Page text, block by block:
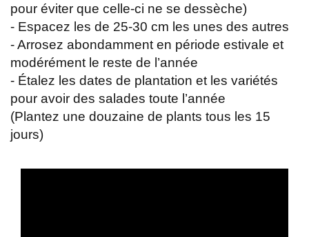
pour éviter que celle-ci ne se dessèche)
- Espacez les de 25-30 cm les unes des autres
- Arrosez abondamment en période estivale et
modérément le reste de l’année
- Étalez les dates de plantation et les variétés
pour avoir des salades toute l’année
(Plantez une douzaine de plants tous les 15
jours)